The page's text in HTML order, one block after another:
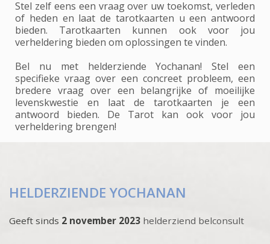
Stel zelf eens een vraag over uw toekomst, verleden
of heden en laat de tarotkaarten u een antwoord
bieden. Tarotkaarten kunnen ook voor jou
verheldering bieden om oplossingen te vinden.
Bel nu met helderziende Yochanan! Stel een
specifieke vraag over een concreet probleem, een
bredere vraag over een belangrijke of moeilijke
levenskwestie en laat de tarotkaarten je een
antwoord bieden. De Tarot kan ook voor jou
verheldering brengen!
HELDERZIENDE YOCHANAN
Geeft sinds 2 november 2023 helderziend belconsult